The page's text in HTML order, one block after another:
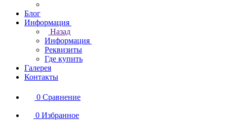
Блог
Информация
Назад
Информация
Реквизиты
Где купить
Галерея
Контакты
0 Сравнение
0 Избранное